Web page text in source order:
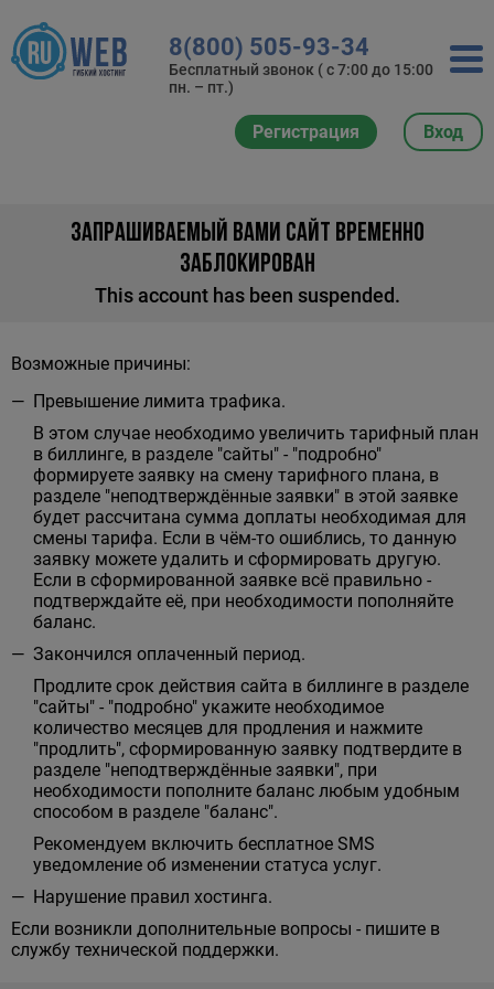
8(800) 505-93-34
Бесплатный звонок ( с 7:00 до 15:00
пн. – пт.)
Регистрация Вход
ЗАПРАШИВАЕМЫЙ ВАМИ САЙТ ВРЕМЕННО
ЗАБЛОКИРОВАН
This account has been suspended.
Возможные причины:
Превышение лимита трафика.
В этом случае необходимо увеличить тарифный план
в биллинге, в разделе "сайты" - "подробно"
формируете заявку на смену тарифного плана, в
разделе "неподтверждённые заявки" в этой заявке
будет рассчитана сумма доплаты необходимая для
смены тарифа. Если в чём-то ошиблись, то данную
заявку можете удалить и сформировать другую.
Если в сформированной заявке всё правильно -
подтверждайте её, при необходимости пополняйте
баланс.
Закончился оплаченный период.
Продлите срок действия сайта в биллинге в разделе
"сайты" - "подробно" укажите необходимое
количество месяцев для продления и нажмите
"продлить", сформированную заявку подтвердите в
разделе "неподтверждённые заявки", при
необходимости пополните баланс любым удобным
способом в разделе "баланс".
Рекомендуем включить бесплатное SMS
уведомление об изменении статуса услуг.
Нарушение правил хостинга.
Если возникли дополнительные вопросы - пишите в
службу технической поддержки.